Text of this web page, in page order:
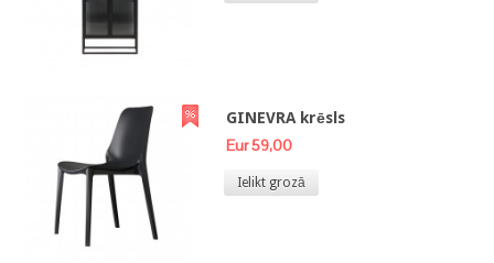
GINEVRA krēsls
Eur 59,00
Ielikt grozā